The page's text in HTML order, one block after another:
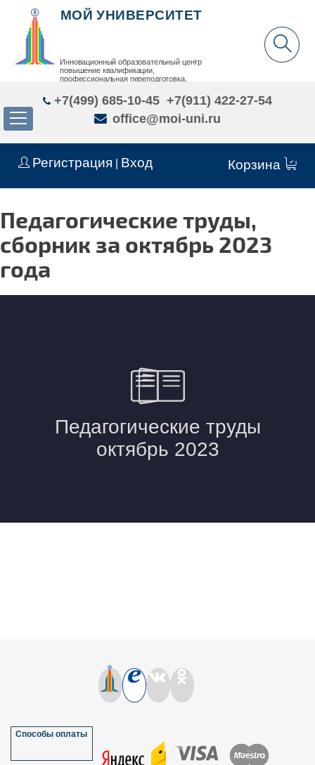
Регистрация Вход Корзина
МОЙ УНИВЕРСИТЕТ
Инновационный образовательный центр
повышение квалификации,
профессиональная переподготовка,
+7(499) 685-10-45 +7(911) 422-27-54
office@moi-uni.ru
Педагогические труды,
сборник за октябрь 2023
года
Способы оплаты